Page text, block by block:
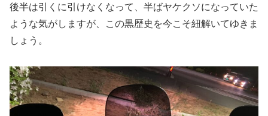
後半は引くに引けなくなって、半ばヤケクソになっていた
ような気がしますが、この黒歴史を今こそ紐解いてゆきま
しょう。